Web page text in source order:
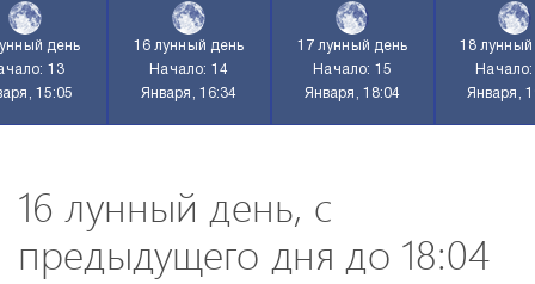
день
13
15:05
16 лунный день
Начало: 14
Января, 16:34
17 лунный день
Начало: 15
Января, 18:04
18 лунный
Начало:
Января,
16 лунный день, с
предыдущего дня до 18:04